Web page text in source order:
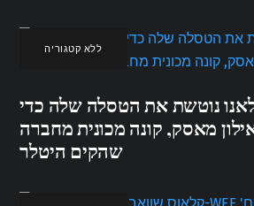
ללא קטגוריה
נוטשת את הטסלה שלה כדי
מאסק, קונה מכונית מחברה
שהקים היטלר